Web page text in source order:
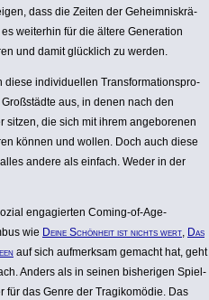
dass die Zeiten der Geheim­nis­krä­
weiterhin für die ältere Genera­tion
und damit glücklich zu werden.
diese indi­vi­du­ellen Trans­for­ma­ti­ons­pro­
aus, in denen nach den
sitzen, die sich mit ihrem ange­bo­renen
können und wollen. Doch auch diese
andere als einfach. Weder in der
enga­gierten Coming-of-Age-
wie Deine Schönheit ist nichts wert, Das
auf sich aufmerksam gemacht hat, geht
Anders als in seinen bishe­rigen Spiel­
für das Genre der Tragi­komödie. Das